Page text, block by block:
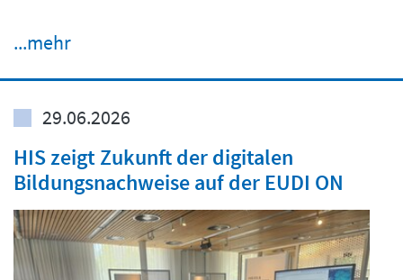
...mehr
29.06.2026
HIS zeigt Zukunft der digitalen
Bildungsnachweise auf der EUDI ON